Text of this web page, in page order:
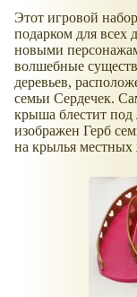
Этот игровой
подарком для всех
новыми
волшебные
деревьев,
семьи Сердечек.
крыша блестит
изображен Герб
на крылья местных